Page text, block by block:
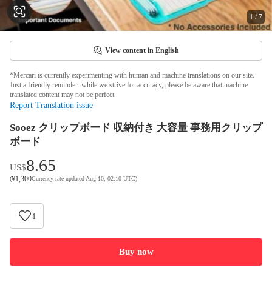
1 /7
View content in English
*Mercari is currently experimenting with human and machine translations on our site.
Just a friendly reminder: while we strive for accuracy, please be aware that machine
translated content may not be perfect.
Report Translation issue
Sooez クリップボード 収納付き 大容量 事務用クリップ
ボード
US$8.65
(¥1,300Currency rate updated Aug 10, 02:10 UTC)
1
Buy now